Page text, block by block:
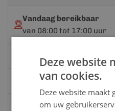
Vandaag bereikbaar
van 08:00 tot 17:00 uur
0528 - 355190
Mail
Stuur ons een bericht op
Deze website
van cookies.
Deze website maakt
om uw